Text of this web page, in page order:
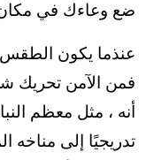
ضع وعاءك في
فمن الآمن تحريك
أنه ، مثل معظم
تدريجيًا إلى مناخه